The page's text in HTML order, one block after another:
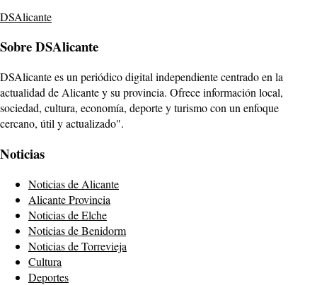
DSAlicante
Sobre DSAlicante
DSAlicante es un periódico digital independiente centrado en la
actualidad de Alicante y su provincia. Ofrece información local,
sociedad, cultura, economía, deporte y turismo con un enfoque
cercano, útil y actualizado".
Noticias
Noticias de Alicante
Alicante Provincia
Noticias de Elche
Noticias de Benidorm
Noticias de Torrevieja
Cultura
Deportes